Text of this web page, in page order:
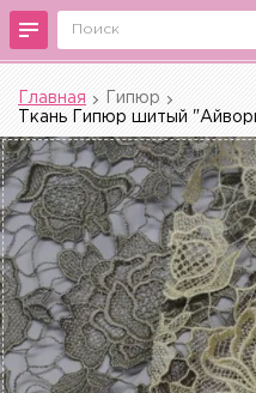
Главная
Гипюр
Ткань Гипюр шитый